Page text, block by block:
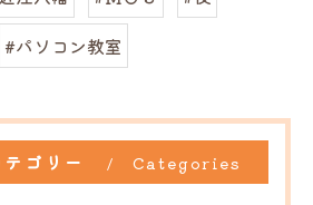
#パソコン教室
テゴリー Categories